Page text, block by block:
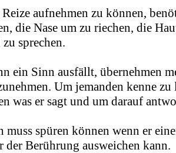
aufnehmen zu können,
die Nase um zu riechen, die
sprechen.
ein Sinn ausfällt, übernehmen
Um jemanden kenne
was er sagt und um darauf
muss spüren können wenn er
der Berührung ausweichen kann.